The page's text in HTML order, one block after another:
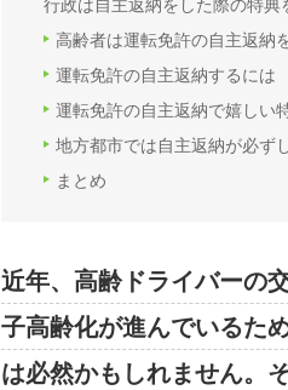
行政は自主返納をした際の特典
高齢者は運転免許の自主返納
運転免許の自主返納するには
運転免許の自主返納で嬉しい
地方都市では自主返納が必ず
まとめ
近年、高齢ドライバーの
子高齢化が進んでいるた
は必然かもしれません。